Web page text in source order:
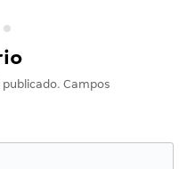
Campos